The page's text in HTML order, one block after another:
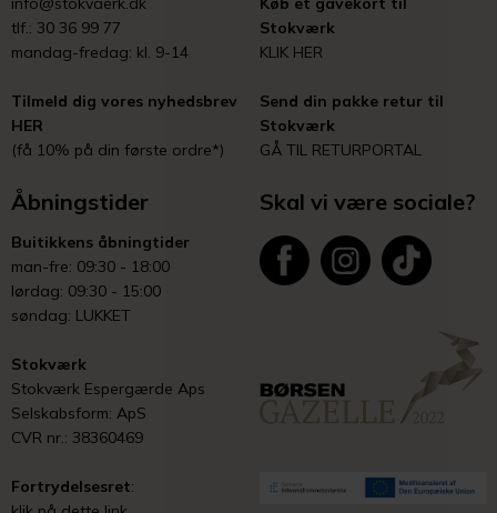
tlf.: 30 36 99 77
mandag-fredag: kl. 9-14
Tilmeld dig vores nyhedsbrev
HER
(få 10% på din første ordre*)
Stokværk
KLIK HER
Send din pakke retur til
Stokværk
GÅ TIL RETURPORTAL
Åbningstider
Buitikkens åbningtider
man-fre: 09:30 - 18:00
lørdag: 09:30 - 15:00
søndag: LUKKET
Stokværk
Stokværk Espergærde Aps
Selskabsform: ApS
CVR nr.: 38360469
Fortrydelsesret:
Skal vi være sociale?